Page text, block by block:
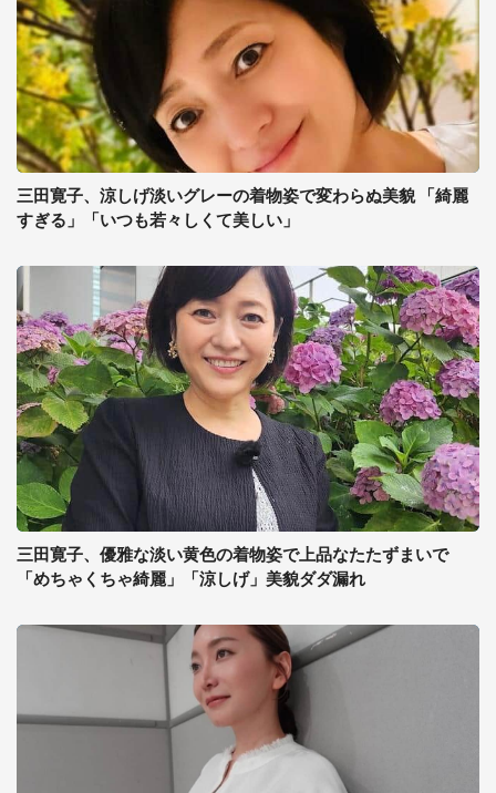
三田寛子、涼しげ淡いグレーの着物姿で変わらぬ美貌 「綺麗
すぎる」「いつも若々しくて美しい」
三田寛子、優雅な淡い黄色の着物姿で上品なたたずまいで
「めちゃくちゃ綺麗」「涼しげ」美貌ダダ漏れ